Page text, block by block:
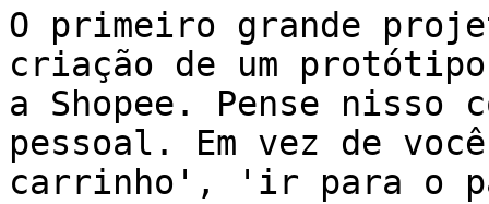
O primeiro grande
criação de um
a Shopee. Pense nisso
pessoal. Em vez de
carrinho', 'ir para o